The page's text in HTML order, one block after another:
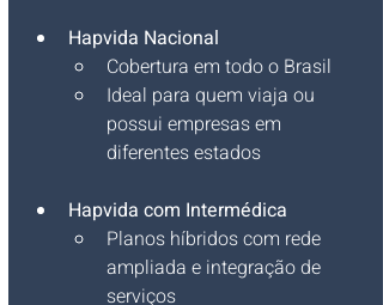
Hapvida Nacional
Cobertura em todo o Brasil
Ideal para quem viaja ou
possui empresas em
diferentes estados
Hapvida com Intermédica
Planos híbridos com rede
ampliada e integração de
serviços